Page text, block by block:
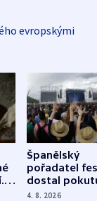
evropskými
Španělský
pořadatel
dostal
nekalé
4. 8. 2026